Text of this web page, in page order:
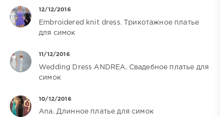
12/12/2016
Embroidered knit dress. Трикотажное платье
для симок
11/12/2016
Wedding Dress ANDREA. Свадебное платье для
симок
10/12/2016
Ana. Длинное платье для симок